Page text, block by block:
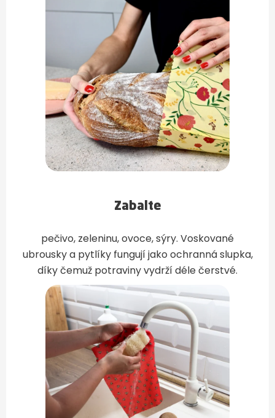
Zabalte
pečivo, zeleninu, ovoce, sýry. Voskované
ubrousky a pytlíky fungují jako ochranná slupka,
díky čemuž potraviny vydrží déle čerstvé.